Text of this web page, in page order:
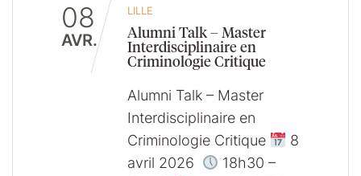
08
AVR.
LILLE
Alumni Talk – Master
Interdisciplinaire en
Criminologie Critique
Alumni Talk – Master
Interdisciplinaire en
Criminologie Critique
8
avril 2026
18h30 –